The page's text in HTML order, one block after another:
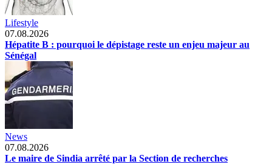
Lifestyle
07.08.2026
Hépatite B : pourquoi le dépistage reste un enjeu majeur au
Sénégal
News
07.08.2026
Le maire de Sindia arrêté par la Section de recherches